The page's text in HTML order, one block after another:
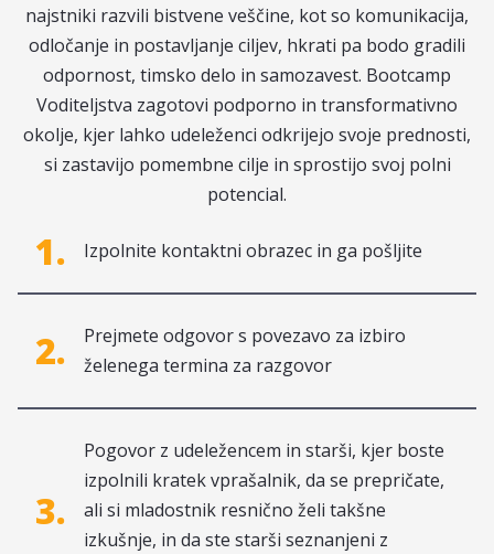
najstniki razvili bistvene veščine, kot so komunikacija,
odločanje in postavljanje ciljev, hkrati pa bodo gradili
odpornost, timsko delo in samozavest. Bootcamp
Voditeljstva zagotovi podporno in transformativno
okolje, kjer lahko udeleženci odkrijejo svoje prednosti,
si zastavijo pomembne cilje in sprostijo svoj polni
potencial.
1. Izpolnite kontaktni obrazec in ga pošljite
2.
Prejmete odgovor s povezavo za izbiro
želenega termina za razgovor
3.
Pogovor z udeležencem in starši, kjer boste
izpolnili kratek vprašalnik, da se prepričate,
ali si mladostnik resnično želi takšne
izkušnje, in da ste starši seznanjeni z